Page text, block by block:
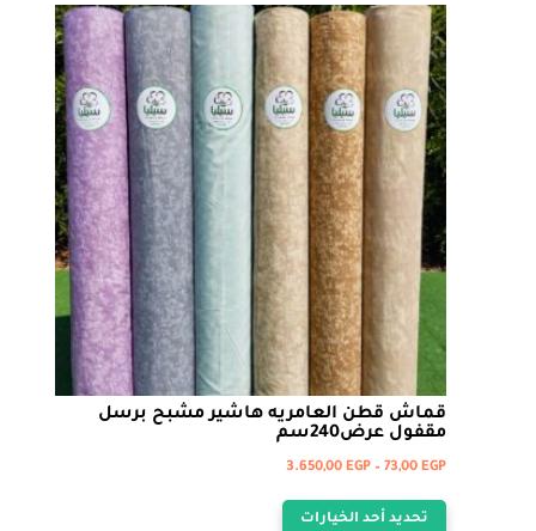
قماش قطن العامريه هاشير مشبح برسل
مقفول عرض240سم
73,00 EGP
–
3.650,00 EGP
السعر:
تحديد أحد الخيارات
هناك